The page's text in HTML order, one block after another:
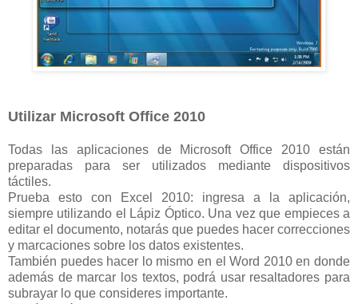
Utilizar Microsoft Office 2010
Todas las aplicaciones de Microsoft Office 2010 están
preparadas para ser utilizados mediante dispositivos
táctiles.
Prueba esto con Excel 2010: ingresa a la aplicación,
siempre utilizando el Lápiz Óptico. Una vez que empieces a
editar el documento, notarás que puedes hacer correcciones
y marcaciones sobre los datos existentes.
También puedes hacer lo mismo en el Word 2010 en donde
además de marcar los textos, podrá usar resaltadores para
subrayar lo que consideres importante.